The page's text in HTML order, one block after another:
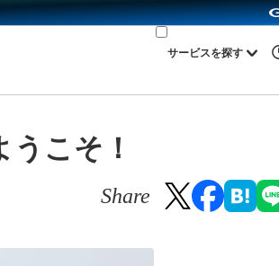
サービスを探す
こそ！
Share